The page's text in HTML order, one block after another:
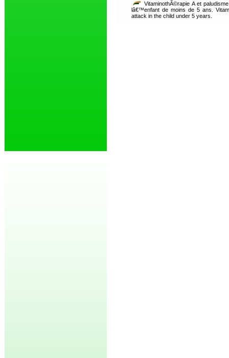
VitaminothÃ©rapie A et
lâ€™enfant de moins de 5 ans.
attack in the child under 5 years.